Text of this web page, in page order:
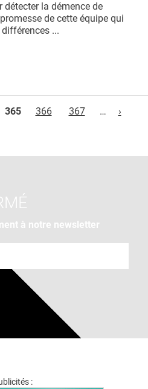
la démence de
de cette équipe qui
...
365 366 367 … ›
à notre newsletter
: